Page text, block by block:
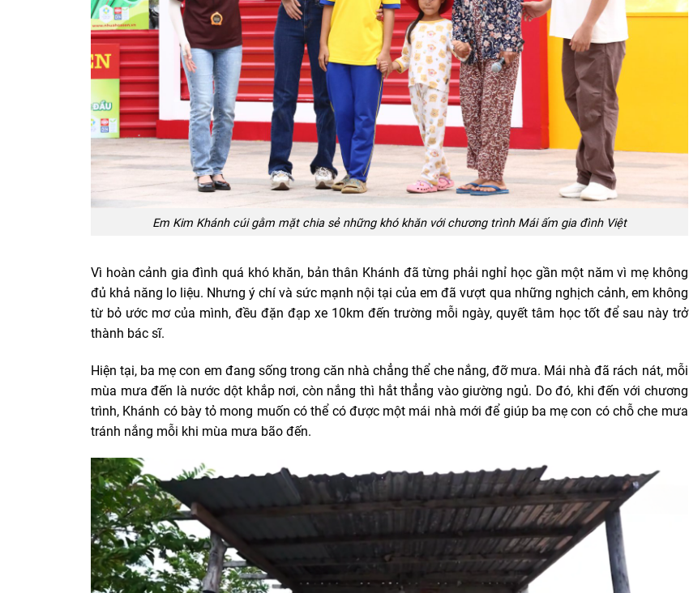
Em Kim Khánh cúi gằm mặt chia sẻ những khó khăn với chương trình Mái ấm gia đình Việt
Vì hoàn cảnh gia đình quá khó khăn, bản thân Khánh đã từng phải nghỉ học gần một năm vì mẹ không
đủ khả năng lo liệu. Nhưng ý chí và sức mạnh nội tại của em đã vượt qua những nghịch cảnh, em không
từ bỏ ước mơ của mình, đều đặn đạp xe 10km đến trường mỗi ngày, quyết tâm học tốt để sau này trở
thành bác sĩ.
Hiện tại, ba mẹ con em đang sống trong căn nhà chẳng thể che nắng, đỡ mưa. Mái nhà đã rách nát, mỗi
mùa mưa đến là nước dột khắp nơi, còn nắng thì hắt thẳng vào giường ngủ. Do đó, khi đến với chương
trình, Khánh có bày tỏ mong muốn có thể có được một mái nhà mới để giúp ba mẹ con có chỗ che mưa
tránh nắng mỗi khi mùa mưa bão đến.